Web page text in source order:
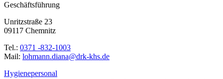
Geschäftsführung
Unritzstraße 23
09117 Chemnitz
Tel.: 0371 -832-1003
Mail: ed.shk-krd@anaid.nnamhol
Hygienepersonal